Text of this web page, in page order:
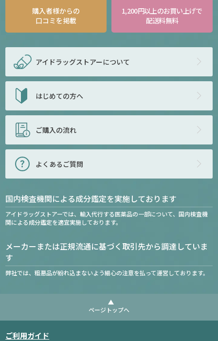
購入者様からの
口コミを掲載
1,200円以上のお買い上げで
配送料無料
アイドラッグストアーについて
はじめての方へ
ご購入の流れ
よくあるご質問
国内検査機関による成分鑑定を実施しております
アイドラッグストアーでは、輸入代行する医薬品の一部について、国内検査機
関による成分鑑定を適宜実施しております。
メーカーまたは正規流通に基づく取引先から調達していま
す
弊社では、粗悪品が紛れ込まないよう細心の注意を払って運営しております。
ページトップへ
ご利用ガイド